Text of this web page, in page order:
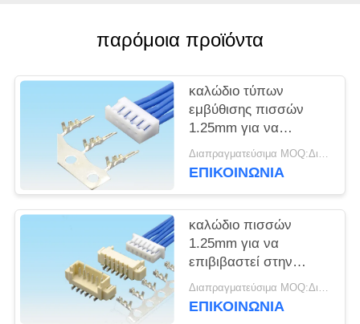
POLICY
παρόμοια προϊόντα
καλώδιο τύπων
εμβύθισης πισσών
1.25mm για να
επιβιβαστεί στο
συνδετήρα για ιατρικός
Διαπραγματεύσιμα MOQ:Διαπραγματεύσιμο
ΕΠΙΚΟΙΝΩΝΙΑ
καλώδιο πισσών
1.25mm για να
επιβιβαστεί στην
τελική καρφίτσα 2 - 16
UL94 β-0 κατοικία
Διαπραγματεύσιμα MOQ:Διαπραγματεύσιμο
ΕΠΙΚΟΙΝΩΝΙΑ